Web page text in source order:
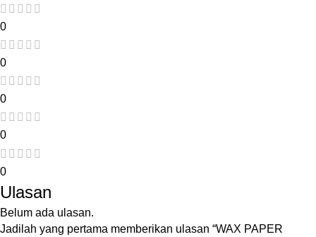
0
0
0
0
0
Ulasan
Belum ada ulasan.
Jadilah yang pertama memberikan ulasan “WAX PAPER